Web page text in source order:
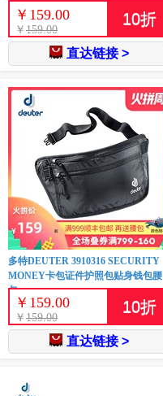
￥ 159.00
￥ 159.00
10折
直达链接 >
多特DEUTER 3910316 SECURITY
MONEY卡包证件护照包贴身钱包腰
包
￥ 159.00
￥ 159.00
10折
直达链接 >